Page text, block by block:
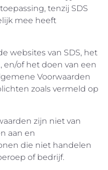
tenzij SDS
mee heeft
van SDS, het
en/of het doen van een
Voorwaarden
zoals vermeld op
zijn niet van
aan en
die niet handelen
of bedrijf.